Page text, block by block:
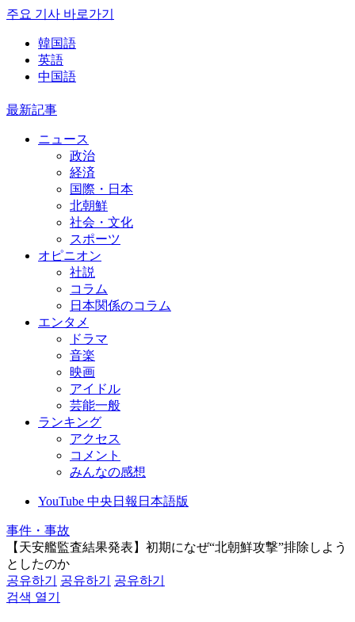
주요 기사 바로가기
韓国語
英語
中国語
最新記事
ニュース
政治
経済
国際・日本
北朝鮮
社会・文化
スポーツ
オピニオン
社説
コラム
日本関係のコラム
エンタメ
ドラマ
音楽
映画
アイドル
芸能一般
ランキング
アクセス
コメント
みんなの感想
YouTube 中央日報日本語版
事件・事故
【天安艦監査結果発表】初期になぜ“北朝鮮攻撃”排除しよう
としたのか
공유하기
공유하기
공유하기
검색 열기